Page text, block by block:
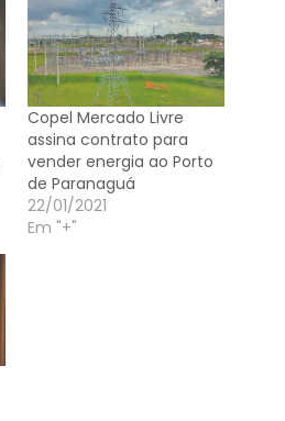
Copel Mercado Livre
assina contrato para
vender energia ao Porto
de Paranaguá
22/01/2021
Em "+"